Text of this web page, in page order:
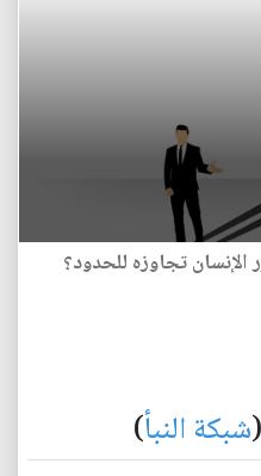
تجاوزه للحدود؟
شبكة النبأ)